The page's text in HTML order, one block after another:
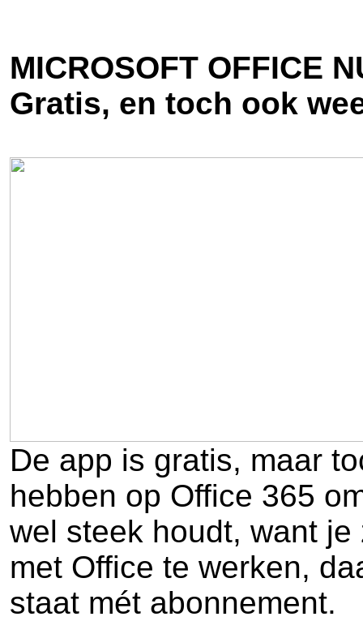
MICROSOFT OFFICE
Gratis, en toch ook
De app is gratis, maar
hebben op Office 365
wel steek houdt, want
met Office te werken,
staat mét abonnement.